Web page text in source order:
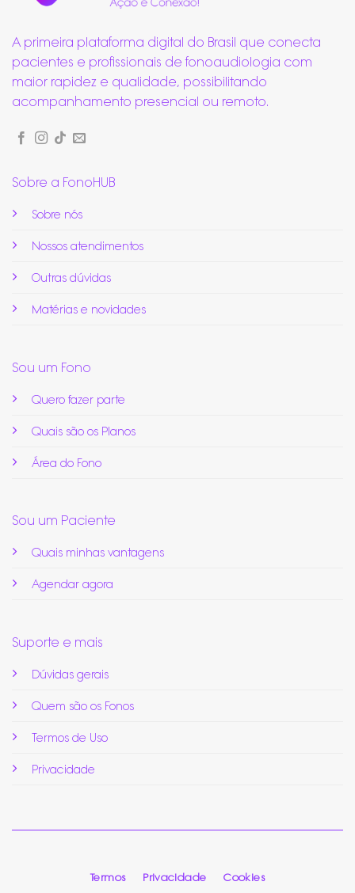
A primeira plataforma digital do Brasil que conecta
pacientes e profissionais de fonoaudiologia com
maior rapidez e qualidade, possibilitando
acompanhamento presencial ou remoto.
Sobre a FonoHUB
Sobre nós
Nossos atendimentos
Outras dúvidas
Matérias e novidades
Sou um Fono
Quero fazer parte
Quais são os Planos
Área do Fono
Sou um Paciente
Quais minhas vantagens
Agendar agora
Suporte e mais
Dúvidas gerais
Quem são os Fonos
Termos de Uso
Privacidade
Termos Privacidade Cookies